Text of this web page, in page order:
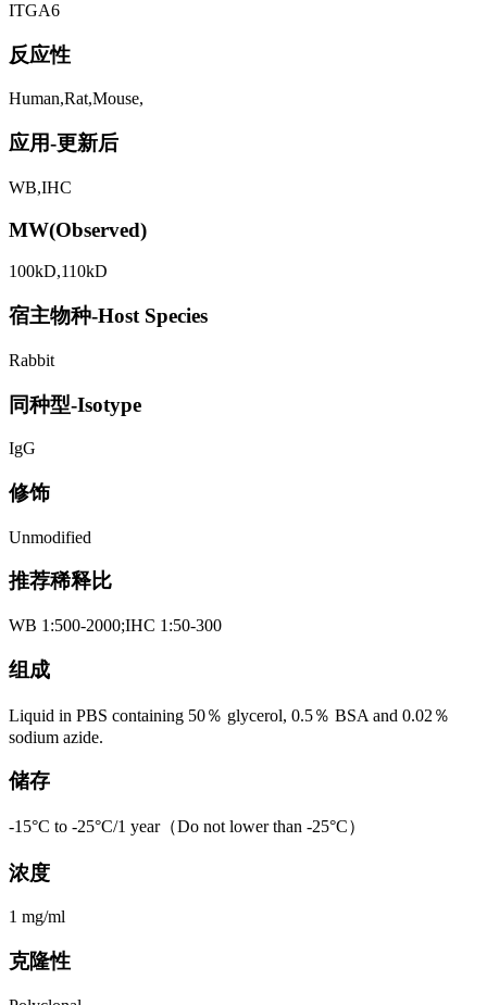
ITGA6
反应性
Human,Rat,Mouse,
应用-更新后
WB,IHC
MW(Observed)
100kD,110kD
宿主物种-Host Species
Rabbit
同种型-Isotype
IgG
修饰
Unmodified
推荐稀释比
WB 1:500-2000;IHC 1:50-300
组成
Liquid in PBS containing 50％ glycerol, 0.5％ BSA and 0.02％
sodium azide.
储存
-15°C to -25°C/1 year（Do not lower than -25°C）
浓度
1 mg/ml
克隆性